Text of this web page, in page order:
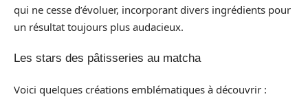
qui ne cesse d’évoluer, incorporant divers ingrédients pour
un résultat toujours plus audacieux.
Les stars des pâtisseries au matcha
Voici quelques créations emblématiques à découvrir :